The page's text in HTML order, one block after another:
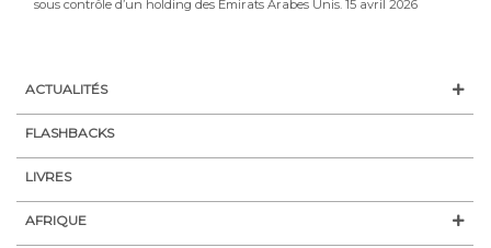
sous contrôle d’un holding des Émirats Arabes Unis. 15 avril 2026
ACTUALITÉS
FLASHBACKS
LIVRES
AFRIQUE